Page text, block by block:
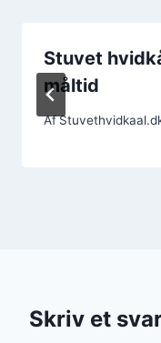
Stuvet
måltid
Af
Skriv et